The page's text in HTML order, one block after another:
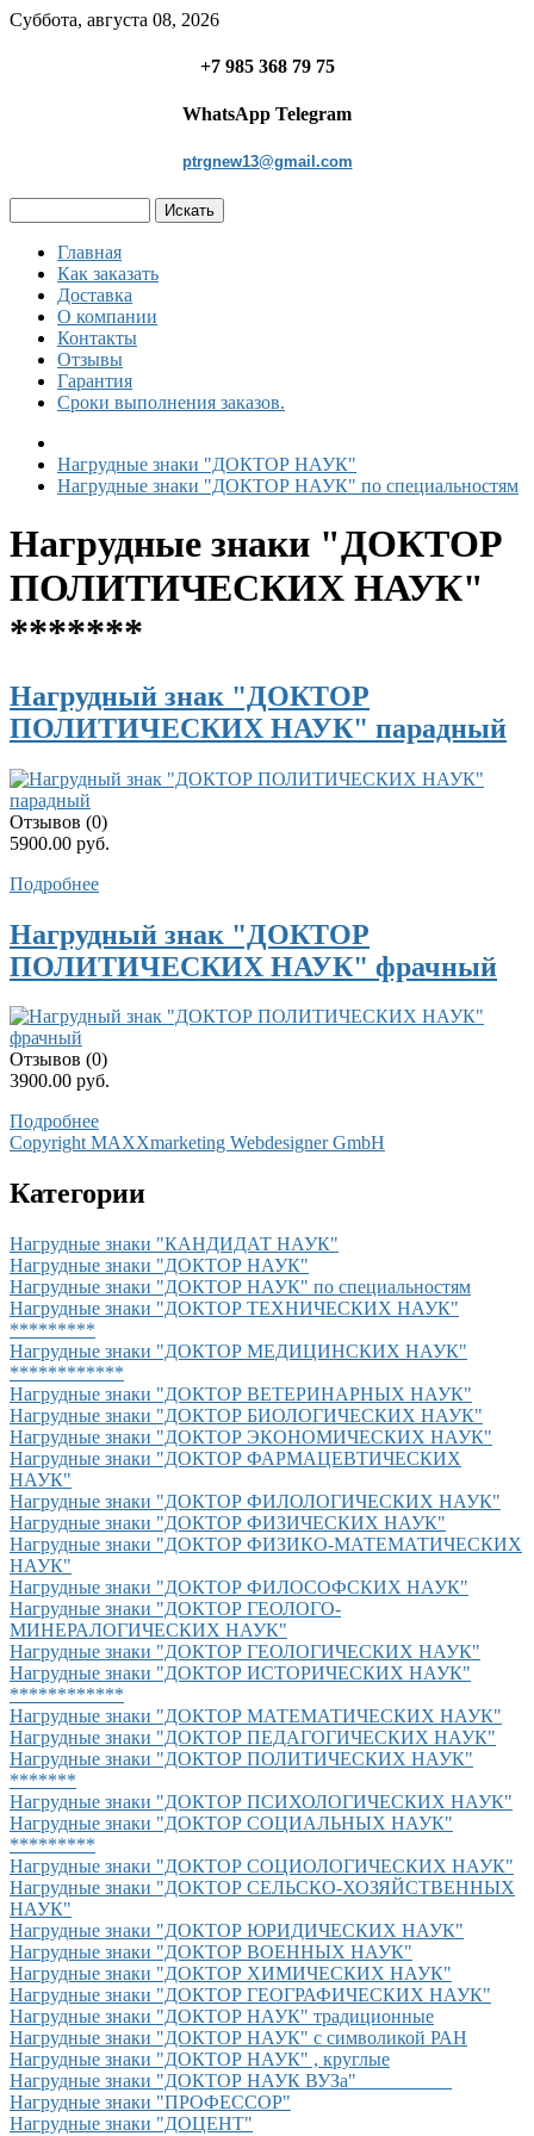
Суббота, августа 08, 2026
+7 985 368 79 75
WhatsApp Telegram
ptrgnew13@gmail.com
Главная
Как заказать
Доставка
О компании
Контакты
Отзывы
Гарантия
Сроки выполнения заказов.
Нагрудные знаки "ДОКТОР НАУК"
Нагрудные знаки "ДОКТОР НАУК" по специальностям
Нагрудные знаки "ДОКТОР
ПОЛИТИЧЕСКИХ НАУК"
*******
Нагрудный знак "ДОКТОР
ПОЛИТИЧЕСКИХ НАУК" парадный
Отзывов (0)
5900.00 руб.
Подробнее
Нагрудный знак "ДОКТОР
ПОЛИТИЧЕСКИХ НАУК" фрачный
Отзывов (0)
3900.00 руб.
Подробнее
Copyright MAXXmarketing Webdesigner GmbH
Категории
Нагрудные знаки "КАНДИДАТ НАУК"
Нагрудные знаки "ДОКТОР НАУК"
Нагрудные знаки "ДОКТОР НАУК" по специальностям
Нагрудные знаки "ДОКТОР ТЕХНИЧЕСКИХ НАУК"
*********
Нагрудные знаки "ДОКТОР МЕДИЦИНСКИХ НАУК"
************
Нагрудные знаки "ДОКТОР ВЕТЕРИНАРНЫХ НАУК"
Нагрудные знаки "ДОКТОР БИОЛОГИЧЕСКИХ НАУК"
Нагрудные знаки "ДОКТОР ЭКОНОМИЧЕСКИХ НАУК"
Нагрудные знаки "ДОКТОР ФАРМАЦЕВТИЧЕСКИХ
НАУК"
Нагрудные знаки "ДОКТОР ФИЛОЛОГИЧЕСКИХ НАУК"
Нагрудные знаки "ДОКТОР ФИЗИЧЕСКИХ НАУК"
Нагрудные знаки "ДОКТОР ФИЗИКО-МАТЕМАТИЧЕСКИХ
НАУК"
Нагрудные знаки "ДОКТОР ФИЛОСОФСКИХ НАУК"
Нагрудные знаки "ДОКТОР ГЕОЛОГО-
МИНЕРАЛОГИЧЕСКИХ НАУК"
Нагрудные знаки "ДОКТОР ГЕОЛОГИЧЕСКИХ НАУК"
Нагрудные знаки "ДОКТОР ИСТОРИЧЕСКИХ НАУК"
************
Нагрудные знаки "ДОКТОР МАТЕМАТИЧЕСКИХ НАУК"
Нагрудные знаки "ДОКТОР ПЕДАГОГИЧЕСКИХ НАУК"
Нагрудные знаки "ДОКТОР ПОЛИТИЧЕСКИХ НАУК"
*******
Нагрудные знаки "ДОКТОР ПСИХОЛОГИЧЕСКИХ НАУК"
Нагрудные знаки "ДОКТОР СОЦИАЛЬНЫХ НАУК"
*********
Нагрудные знаки "ДОКТОР СОЦИОЛОГИЧЕСКИХ НАУК"
Нагрудные знаки "ДОКТОР СЕЛЬСКО-ХОЗЯЙСТВЕННЫХ
НАУК"
Нагрудные знаки "ДОКТОР ЮРИДИЧЕСКИХ НАУК"
Нагрудные знаки "ДОКТОР ВОЕННЫХ НАУК"
Нагрудные знаки "ДОКТОР ХИМИЧЕСКИХ НАУК"
Нагрудные знаки "ДОКТОР ГЕОГРАФИЧЕСКИХ НАУК"
Нагрудные знаки "ДОКТОР НАУК" традиционные
Нагрудные знаки "ДОКТОР НАУК" с символикой РАН
Нагрудные знаки "ДОКТОР НАУК" , круглые
Нагрудные знаки "ДОКТОР НАУК ВУЗа"__________
Нагрудные знаки "ПРОФЕССОР"
Нагрудные знаки "ДОЦЕНТ"